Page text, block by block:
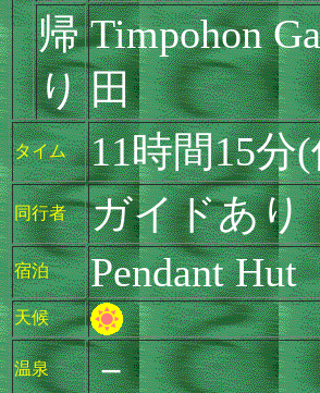
帰
り
Timpohon
田
タイム 11時間15分
同行者 ガイドあり
宿泊 Pendant Hut
天候
温泉
－